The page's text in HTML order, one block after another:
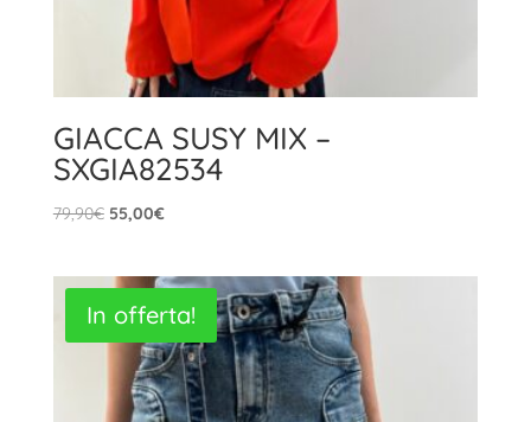
GIACCA SUSY MIX –
SXGIA82534
79,90€ Il
era:
79,90€.
55,00€Il
è:
55,00€.
In offerta!